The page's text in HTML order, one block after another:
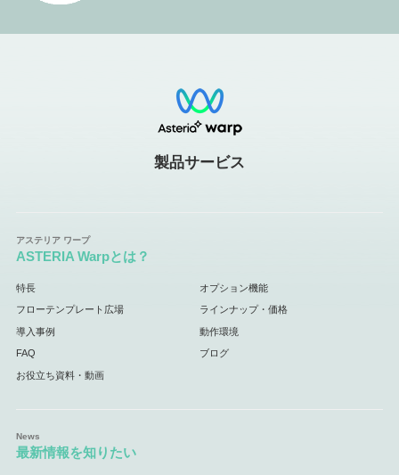
製品サービス
ASTERIA Warpとは？
特長 オプション機能
フローテンプレート広場 ラインナップ・価格
導入事例 動作環境
FAQ ブログ
お役立ち資料・動画
最新情報を知りたい